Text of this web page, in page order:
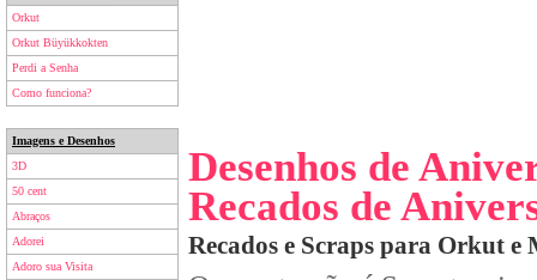
Orkut
Orkut Büyükkokten
Perdi a Senha
Como funciona?
Imagens e Desenhos
3D
50 cent
Abraços
Adorei
Adoro sua Visita
Desenhos de
Recados de
Recados e Scraps para Orkut e